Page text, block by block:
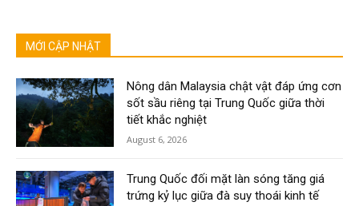
MỚI CẬP NHẬT
Nông dân Malaysia chật vật đáp ứng cơn
sốt sầu riêng tại Trung Quốc giữa thời
tiết khắc nghiệt
August 6, 2026
Trung Quốc đối mặt làn sóng tăng giá
trứng kỷ lục giữa đà suy thoái kinh tế